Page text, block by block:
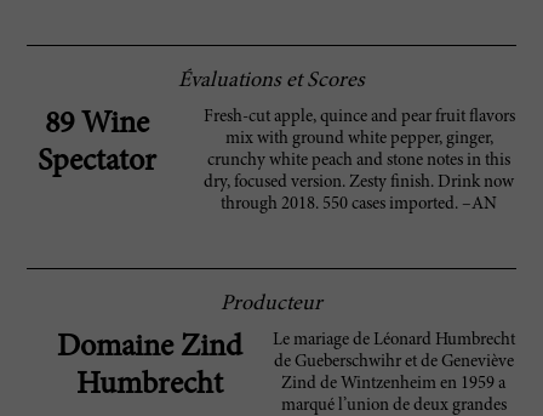
Évaluations et Scores
89 Wine
Spectator
Fresh-cut apple, quince and pear fruit flavors
mix with ground white pepper, ginger,
crunchy white peach and stone notes in this
dry, focused version. Zesty finish. Drink now
through 2018. 550 cases imported. –AN
Producteur
Domaine Zind
Humbrecht
Le mariage de Léonard Humbrecht
de Gueberschwihr et de Geneviève
Zind de Wintzenheim en 1959 a
marqué l’union de deux grandes